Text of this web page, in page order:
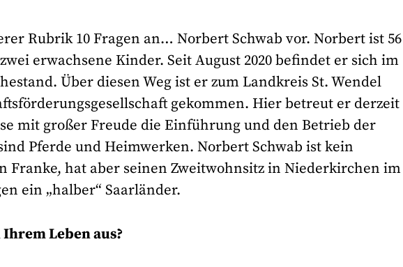
Rubrik 10 Fragen an… Norbert Schwab vor. Norbert ist 56
erwachsene Kinder. Seit August 2020 befindet er sich im
Über diesen Weg ist er zum Landkreis St. Wendel
gekommen. Hier betreut er derzeit
mit großer Freude die Einführung und den Betrieb der
Pferde und Heimwerken. Norbert Schwab ist kein
Franke, hat aber seinen Zweitwohnsitz in Niederkirchen im
ein „halber“ Saarländer.
Leben aus?